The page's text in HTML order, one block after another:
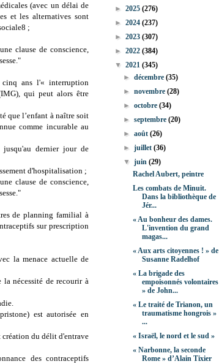
(avec un délai de
et les alternatives sont
;
clause de conscience,
ans l'« interruption
qui peut alors être
que l’enfant à naître soit
comme incurable au
dernier jour de
d'hospitalisation ;
clause de conscience,
de planning familial à
sur prescription
la menace actuelle de
nécessité de recourir à
est autorisée en
du délit d'entrave
des contraceptifs
► 2025 (276)
► 2024 (237)
► 2023 (307)
► 2022 (384)
▼ 2021 (345)
►décembre(35)
►novembre(28)
►octobre(34)
►septembre(20)
►août(26)
►juillet(36)
▼juin(29)
Rachel Aubert, peintre
Les combats de Minuit.
Dans la bibliothèque de
Jér...
« Au bonheur des dames.
L'invention du grand
magas...
« Aux arts citoyennes ! » de
Susanne Radelhof
« La brigade des
empoisonnés volontaires
» de John...
« Le traité de Trianon, un
traumatisme hongrois »
...
« Israël, le nord et le sud »
« Narbonne, la seconde
Rome » d’Alain Tixier